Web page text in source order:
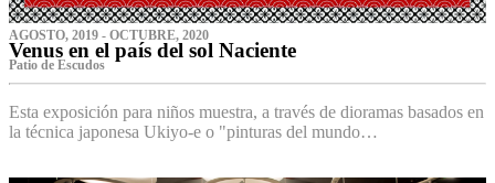
AGOSTO, 2019 - OCTUBRE, 2020
Venus en el país del sol Naciente
P‌atio de Escudos
Esta exposición para niños muestra, a través de dioramas basados en
la técnica japonesa Ukiyo-e o "pinturas del mundo…